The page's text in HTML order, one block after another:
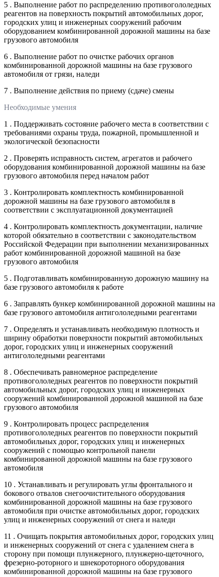
5 . Выполнение работ по распределению противогололедных
реагентов на поверхность покрытий автомобильных дорог,
городских улиц и инженерных сооружений рабочим
оборудованием комбинированной дорожной машины на базе
грузового автомобиля
6 . Выполнение работ по очистке рабочих органов
комбинированной дорожной машины на базе грузового
автомобиля от грязи, наледи
7 . Выполнение действия по приему (сдаче) смены
Необходимые умения
1 . Поддерживать состояние рабочего места в соответствии с
требованиями охраны труда, пожарной, промышленной и
экологической безопасности
2 . Проверять исправность систем, агрегатов и рабочего
оборудования комбинированной дорожной машины на базе
грузового автомобиля перед началом работ
3 . Контролировать комплектность комбинированной
дорожной машины на базе грузового автомобиля в
соответствии с эксплуатационной документацией
4 . Контролировать комплектность документации, наличие
которой обязательно в соответствии с законодательством
Российской Федерации при выполнении механизированных
работ комбинированной дорожной машиной на базе
грузового автомобиля
5 . Подготавливать комбинированную дорожную машину на
базе грузового автомобиля к работе
6 . Заправлять бункер комбинированной дорожной машины на
базе грузового автомобиля антигололедными реагентами
7 . Определять и устанавливать необходимую плотность и
ширину обработки поверхности покрытий автомобильных
дорог, городских улиц и инженерных сооружений
антигололедными реагентами
8 . Обеспечивать равномерное распределение
противогололедных реагентов по поверхности покрытий
автомобильных дорог, городских улиц и инженерных
сооружений комбинированной дорожной машиной на базе
грузового автомобиля
9 . Контролировать процесс распределения
противогололедных реагентов по поверхности покрытий
автомобильных дорог, городских улиц и инженерных
сооружений с помощью контрольной панели
комбинированной дорожной машины на базе грузового
автомобиля
10 . Устанавливать и регулировать углы фронтального и
бокового отвалов снегоочистительного оборудования
комбинированной дорожной машины на базе грузового
автомобиля при очистке автомобильных дорог, городских
улиц и инженерных сооружений от снега и наледи
11 . Очищать покрытия автомобильных дорог, городских улиц
и инженерных сооружений от снега с удалением снега в
сторону при помощи плунжерного, плунжерно-щеточного,
фрезерно-роторного и шнекороторного оборудования
комбинированной дорожной машины на базе грузового